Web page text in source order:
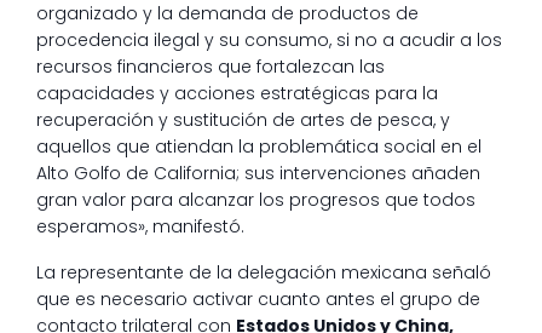
organizado y la demanda de productos de
procedencia ilegal y su consumo, si no a acudir a los
recursos financieros que fortalezcan las
capacidades y acciones estratégicas para la
recuperación y sustitución de artes de pesca, y
aquellos que atiendan la problemática social en el
Alto Golfo de California; sus intervenciones añaden
gran valor para alcanzar los progresos que todos
esperamos», manifestó.
La representante de la delegación mexicana señaló
que es necesario activar cuanto antes el grupo de
contacto trilateral con Estados Unidos y China,